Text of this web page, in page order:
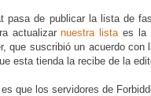
pasa de publicar la lista de
actualizarnuestra lista es la
que suscribió un acuerdo
esta tienda la recibe de la
que los servidores de